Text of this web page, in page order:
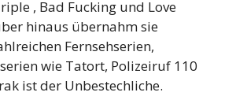
, Bad Fucking und Love
hinaus übernahm sie
Fernsehserien,
wie Tatort, Polizeiruf 110
ist der Unbestechliche.